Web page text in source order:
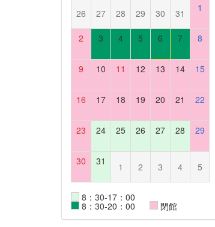
26 27 28 29 30 31 1
2 3 4 5 6 7 8
9 10 11 12 13 14 15
16 17 18 19 20 21 22
23 24 25 26 27 28 29
30 31 1 2 3 4 5
8：30-17：00
8：30-20：00 閉館